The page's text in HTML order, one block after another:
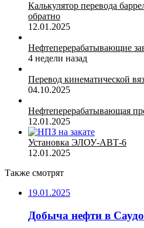
Калькулятор перевода
обратно
12.01.2025
Нефтеперерабатывающие
4 недели назад
Перевод кинематической
04.10.2025
Нефтеперерабатывающая
12.01.2025
Установка ЭЛОУ-АВТ-6
12.01.2025
Также смотрят
19.01.2025
Добыча нефти в